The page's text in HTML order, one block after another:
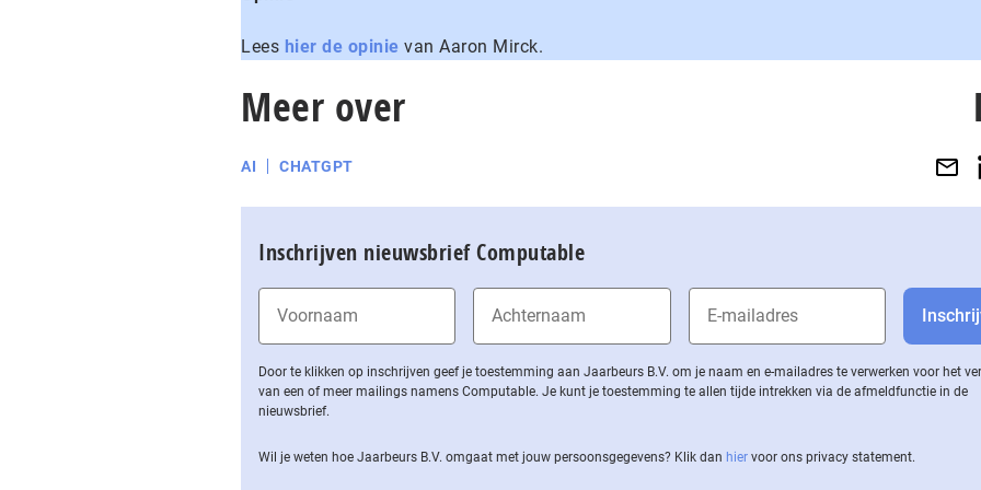
Lees hier de opinie van Aaron Mirck.
Meer over
AI CHATGPT
Inschrijven nieuwsbrief Computable
Door te klikken op inschrijven geef je toestemming aan Jaarbeurs B.V. om je naam en e-mailadres te verwerken voor het
van een of meer mailings namens Computable. Je kunt je toestemming te allen tijde intrekken via de af­meld­func­tie in de
nieuwsbrief.
Wil je weten hoe Jaarbeurs B.V. omgaat met jouw per­soons­ge­ge­vens? Klik dan hier voor ons privacy statement.